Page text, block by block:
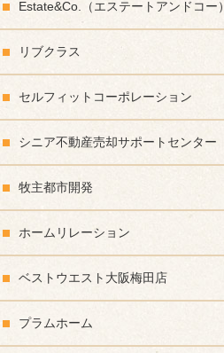
Estate&Co.（エステートアンドコー）
リブクラス
セルフィットコーポレーション
シニア不動産売却サポートセンター
牧主都市開発
ホームリレーション
ベストウエスト大阪梅田店
プラムホーム